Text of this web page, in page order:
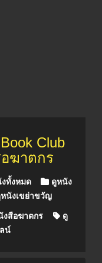
Club
ฆาตกร
ทั้งหมด
ดูหนัง
นังเขย่าขวัญ
งสือฆาตกร
ดู
น์